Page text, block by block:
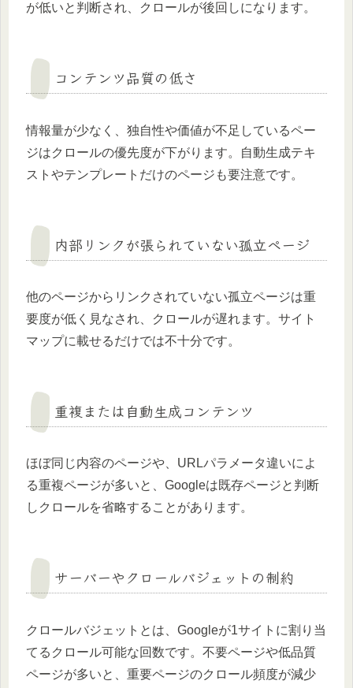
が低いと判断され、クロールが後回しになります。
コンテンツ品質の低さ
情報量が少なく、独自性や価値が不足しているペー
ジはクロールの優先度が下がります。自動生成テキ
ストやテンプレートだけのページも要注意です。
内部リンクが張られていない孤立ページ
他のページからリンクされていない孤立ページは重
要度が低く見なされ、クロールが遅れます。サイト
マップに載せるだけでは不十分です。
重複または自動生成コンテンツ
ほぼ同じ内容のページや、URLパラメータ違いによ
る重複ページが多いと、Googleは既存ページと判断
しクロールを省略することがあります。
サーバーやクロールバジェットの制約
クロールバジェットとは、Googleが1サイトに割り当
てるクロール可能な回数です。不要ページや低品質
ページが多いと、重要ページのクロール頻度が減少